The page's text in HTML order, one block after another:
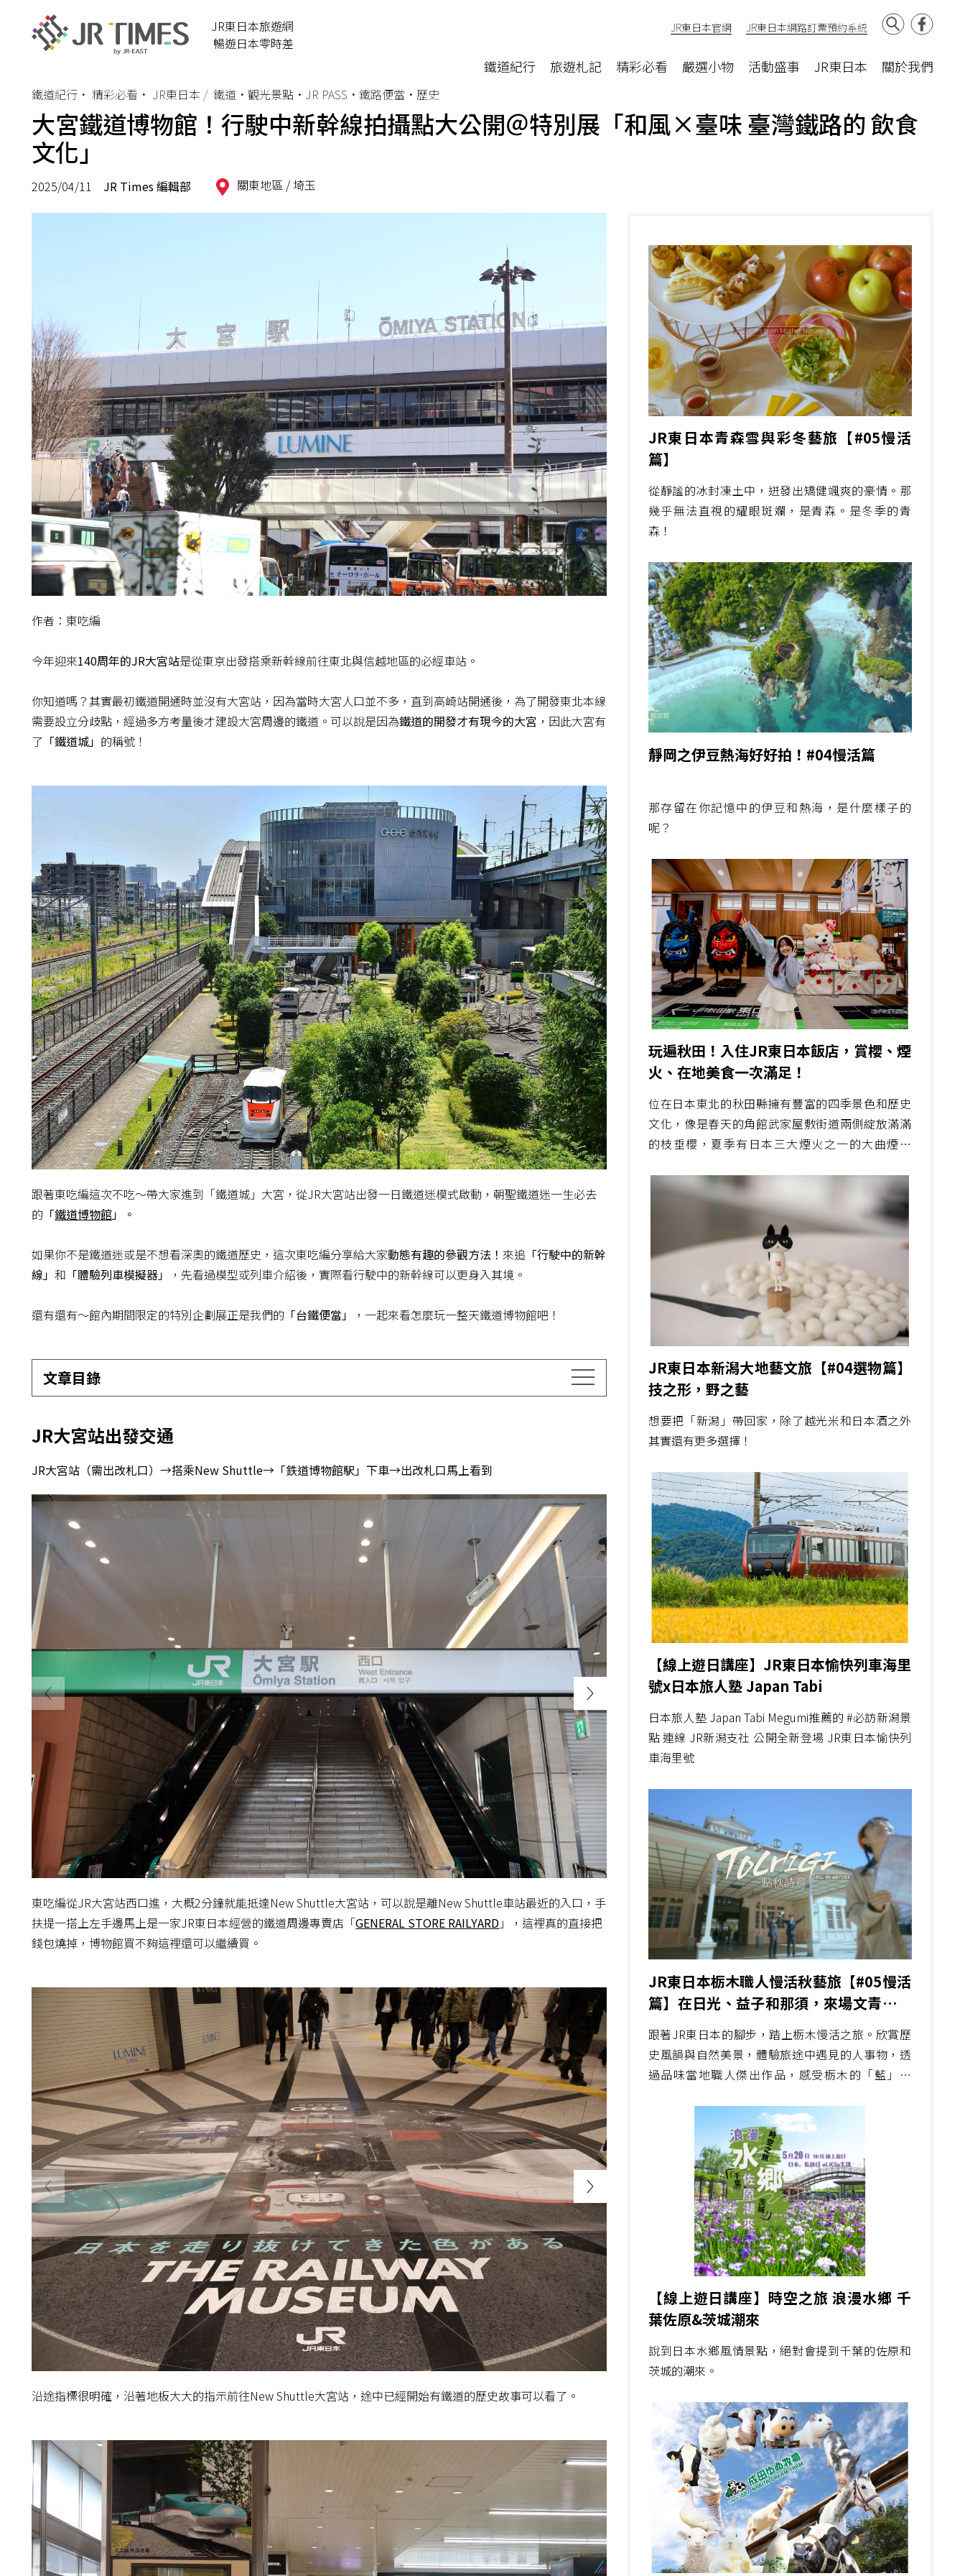
JR東日本旅遊網
暢遊日本零時差
鐵道紀行 旅遊札記 精彩必看 嚴選小物 活動盛事 JR東日本 關於我們
JR東日本官網 JR東日本網路訂票預約系統
鐵道紀行 •精彩必看 • JR東日本 鐵道•觀光景點•JR PASS•鐵路便當•歷史
大宮鐵道博物館！行駛中新幹線拍攝點大公開＠特別展「和風×臺味 臺灣鐵路的 飲食
文化」
2025/04/11 JR Times 編輯部 關東地區 /埼玉
作者：東吃編
今年迎來140周年的JR大宮站是從東京出發搭乘新幹線前往東北與信越地區的必經車站。
你知道嗎？其實最初鐵道開通時並沒有大宮站，因為當時大宮人口並不多，直到高崎站開通後，為了開發東北本線
需要設立分歧點，經過多方考量後才建設大宮周邊的鐵道。可以說是因為鐵道的開發才有現今的大宮 ，因此大宮有
了 「鐵道城」 的稱號！
跟著東吃編這次不吃～帶大家進到「鐵道城」大宮，從JR大宮站出發一日鐵道迷模式啟動，朝聖鐵道迷一生必去
的 「鐵道博物館」。
如果你不是鐵道迷或是不想看深奧的鐵道歷史，這次東吃編分享給大家動態有趣的參觀方法！來追 「行駛中的新幹
線」和 「體驗列車模擬器」 ，先看過模型或列車介紹後，實際看行駛中的新幹線可以更身入其境。
還有還有～館內期間限定的特別企劃展正是我們的 「台鐵便當」 ，一起來看怎麼玩一整天鐵道博物館吧！
文章目錄
JR大宮站出發交通
JR大宮站（需出改札口）→搭乘New Shuttle→「鉄道博物館駅」下車→出改札口馬上看到
東吃編從JR大宮站西口進，大概2分鐘就能抵達New Shuttle大宮站，可以說是離New Shuttle車站最近的入口，手
扶提一搭上左手邊馬上是一家JR東日本經營的鐵道周邊專賣店「GENERAL STORE RAILYARD 」，這裡真的直接把
錢包燒掉，博物館買不夠這裡還可以繼續買。
沿途指標很明確，沿著地板大大的指示前往New Shuttle大宮站，途中已經開始有鐵道的歷史故事可以看了。
JR東日本青森雪與彩冬藝旅【#05慢活
篇】
從靜謐的冰封凍土中，迸發出矯健颯爽的豪情。那
幾乎無法直視的耀眼斑斕，是青森。是冬季的青
森！
靜岡之伊豆熱海好好拍！#04慢活篇
那存留在你記憶中的伊豆和熱海，是什麼樣子的
呢？
玩遍秋田！入住JR東日本飯店，賞櫻、煙
火、在地美食一次滿足！
位在日本東北的秋田縣擁有豐富的四季景色和歷史
文化，像是春天的角館武家屋敷街道兩側綻放滿滿
的枝垂櫻，夏季有日本三大煙火之一的大曲煙火
宿體驗也是不可或缺的一部分，推薦兩間由JR東日
本經營的優質飯店、大曲煙火、周邊值得造訪的景
點，讓您的秋田之旅更加充實！
JR東日本新潟大地藝文旅【#04選物篇】
技之形，野之藝
想要把「新潟」帶回家，除了越光米和日本酒之外
其實還有更多選擇！
【線上遊日講座】JR東日本愉快列車海里
號x日本旅人塾 Japan Tabi
日本旅人塾 Japan Tabi Megumi推薦的 #必訪新潟景
點 連線 JR新潟支社 公開全新登場 JR東日本愉快列
車海里號
JR東日本栃木職人慢活秋藝旅【#05慢活
篇】在日光、益子和那須，來場文青與景
物與藝術的相遇對話
跟著JR東日本的腳步，踏上栃木慢活之旅。欣賞歷
史風韻與自然美景，體驗旅途中遇見的人事物，透
過品味當地職人傑出作品，感受栃木的「藍」、
【線上遊日講座】時空之旅 浪漫水鄉 千
葉佐原&茨城潮來
說到日本水鄉風情景點，絕對會提到千葉的佐原和
茨城的潮來。